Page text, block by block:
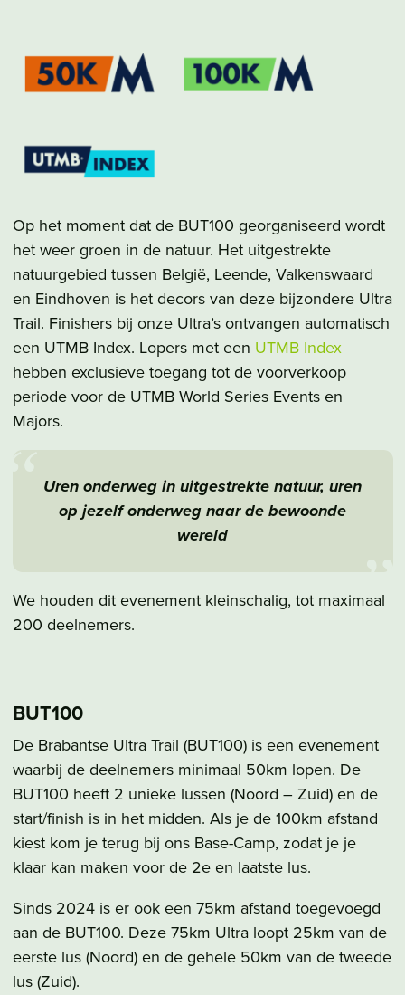
Op het moment dat de BUT100 georganiseerd wordt
het weer groen in de natuur. Het uitgestrekte
natuurgebied tussen België, Leende, Valkenswaard
en Eindhoven is het decors van deze bijzondere Ultra
Trail. Finishers bij onze Ultra’s ontvangen automatisch
een UTMB Index. Lopers met een UTMB Index
hebben exclusieve toegang tot de voorverkoop
periode voor de UTMB World Series Events en
Majors.
Uren onderweg in uitgestrekte natuur, uren
op jezelf onderweg naar de bewoonde
wereld
We houden dit evenement kleinschalig, tot maximaal
200 deelnemers.
BUT100
De Brabantse Ultra Trail (BUT100) is een evenement
waarbij de deelnemers minimaal 50km lopen. De
BUT100 heeft 2 unieke lussen (Noord – Zuid) en de
start/finish is in het midden. Als je de 100km afstand
kiest kom je terug bij ons Base-Camp, zodat je je
klaar kan maken voor de 2e en laatste lus.
Sinds 2024 is er ook een 75km afstand toegevoegd
aan de BUT100. Deze 75km Ultra loopt 25km van de
eerste lus (Noord) en de gehele 50km van de tweede
lus (Zuid).